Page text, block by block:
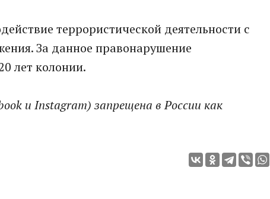
террористической деятельности с
За данное правонарушение
лет колонии.
и Instagram) запрещена в России как